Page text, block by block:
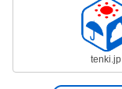
tenki.jp